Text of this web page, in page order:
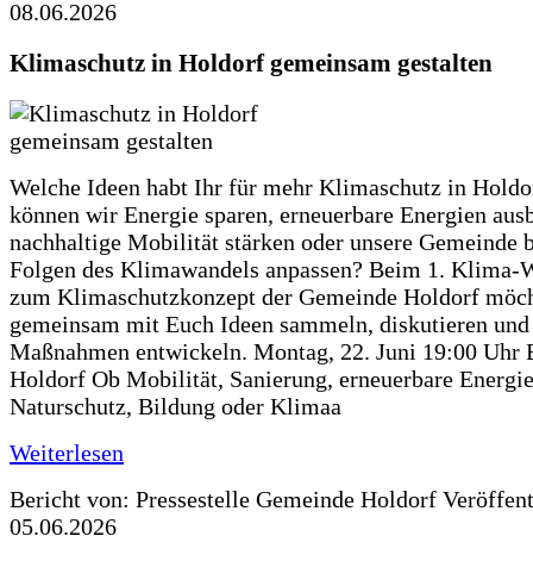
08.06.2026
Klimaschutz in Holdorf gemeinsam gestalten
Welche Ideen habt Ihr für mehr Klimaschutz in
können wir Energie sparen, erneuerbare Energien
nachhaltige Mobilität stärken oder unsere Gemeinde
Folgen des Klimawandels anpassen? Beim 1. Klima-
zum Klimaschutzkonzept der Gemeinde Holdorf
gemeinsam mit Euch Ideen sammeln, diskutieren
Maßnahmen entwickeln. Montag, 22. Juni 19:00 Uhr
Holdorf Ob Mobilität, Sanierung, erneuerbare
Naturschutz, Bildung oder Klimaa
Weiterlesen
Bericht von: Pressestelle Gemeinde Holdorf
05.06.2026